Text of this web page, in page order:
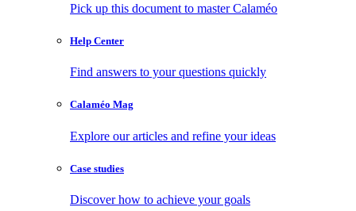
Pick up this document to master Calaméo
Help Center
Find answers to your questions quickly
Calaméo Mag
Explore our articles and refine your ideas
Case studies
Discover how to achieve your goals